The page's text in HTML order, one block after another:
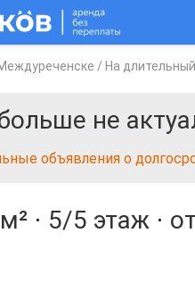
/ На
не
объявления о
⋅ 5/5 этаж ⋅